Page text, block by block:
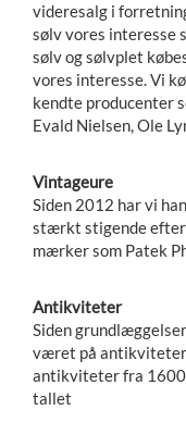
videresalg i
sølv vores interesse
sølv og sølvplet
vores interesse. Vi
kendte producenter
Evald Nielsen, Ole
Vintageure
Siden 2012 har vi
stærkt stigende
mærker som Patek
Antikviteter
Siden
været på antikviteter
antikviteter fra
tallet